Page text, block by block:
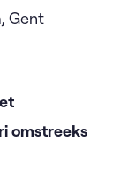
Gent
omstreeks